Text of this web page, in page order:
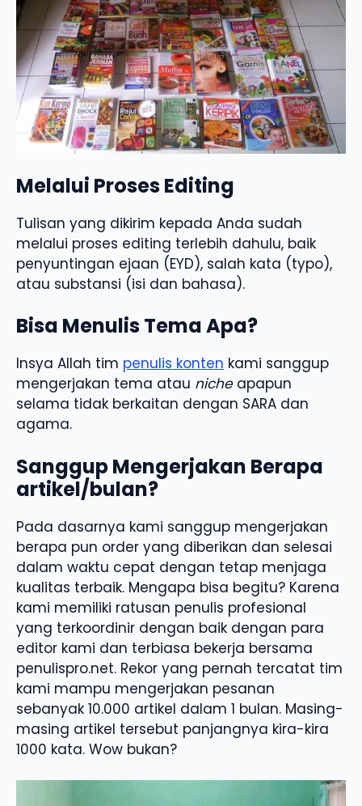
Melalui Proses Editing
Tulisan yang dikirim kepada Anda sudah
melalui proses editing terlebih dahulu, baik
penyuntingan ejaan (EYD), salah kata (typo),
atau substansi (isi dan bahasa).
Bisa Menulis Tema Apa?
Insya Allah tim penulis konten kami sanggup
mengerjakan tema atau nicheapapun
selama tidak berkaitan dengan SARA dan
agama.
Sanggup Mengerjakan Berapa
artikel/bulan?
Pada dasarnya kami sanggup mengerjakan
berapa pun order yang diberikan dan selesai
dalam waktu cepat dengan tetap menjaga
kualitas terbaik. Mengapa bisa begitu? Karena
kami memiliki ratusan penulis profesional
yang terkoordinir dengan baik dengan para
editor kami dan terbiasa bekerja bersama
penulispro.net. Rekor yang pernah tercatat tim
kami mampu mengerjakan pesanan
sebanyak 10.000 artikel dalam 1 bulan. Masing-
masing artikel tersebut panjangnya kira-kira
1000 kata. Wow bukan?